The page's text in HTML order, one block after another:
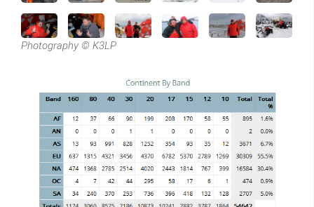
Photography © K3LP